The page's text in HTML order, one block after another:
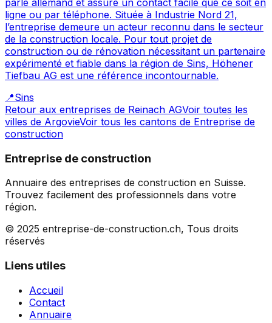
ligne ou par téléphone. Située à Industrie Nord 21,
l’entreprise demeure un acteur reconnu dans le secteur
de la construction locale. Pour tout projet de
construction ou de rénovation nécessitant un partenaire
expérimenté et fiable dans la région de Sins, Höhener
Tiefbau AG est une référence incontournable.
📍Sins
Retour aux entreprises de Reinach AGVoir toutes les
villes de ArgovieVoir tous les cantons de Entreprise de
construction
Entreprise de construction
Annuaire des entreprises de construction en Suisse.
Trouvez facilement des professionnels dans votre
région.
© 2025 entreprise-de-construction.ch, Tous droits
réservés
Liens utiles
Accueil
Contact
Annuaire